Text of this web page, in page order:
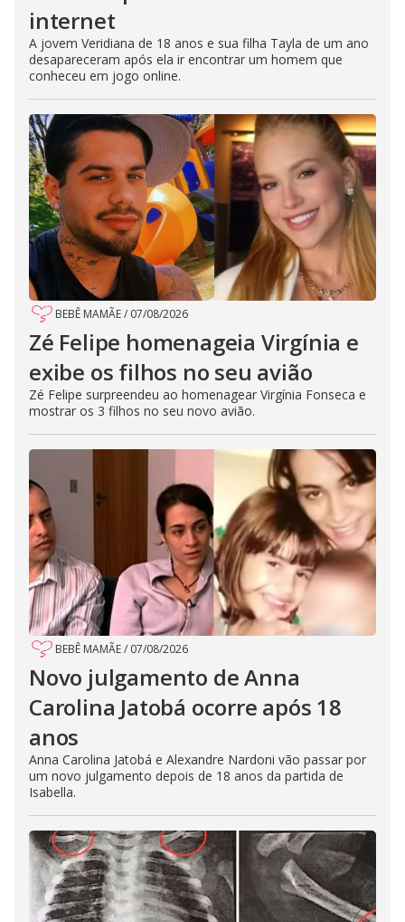
internet
A jovem Veridiana de 18 anos e sua filha Tayla de um ano
desapareceram após ela ir encontrar um homem que
conheceu em jogo online.
BEBÊ MAMÃE/ 07/08/2026
Zé Felipe homenageia Virgínia e
exibe os filhos no seu avião
Zé Felipe surpreendeu ao homenagear Virgínia Fonseca e
mostrar os 3 filhos no seu novo avião.
BEBÊ MAMÃE/ 07/08/2026
Novo julgamento de Anna
Carolina Jatobá ocorre após 18
anos
Anna Carolina Jatobá e Alexandre Nardoni vão passar por
um novo julgamento depois de 18 anos da partida de
Isabella.